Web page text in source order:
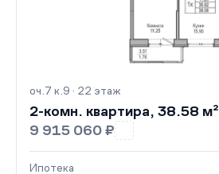
оч.7 к.9 · 22 этаж
2-комн. квартира, 38.58 м²
9 915 060 ₽
Ипотека